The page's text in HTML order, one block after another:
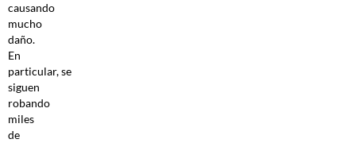
causando
mucho
daño.
En
particular, se
siguen
robando
miles
de